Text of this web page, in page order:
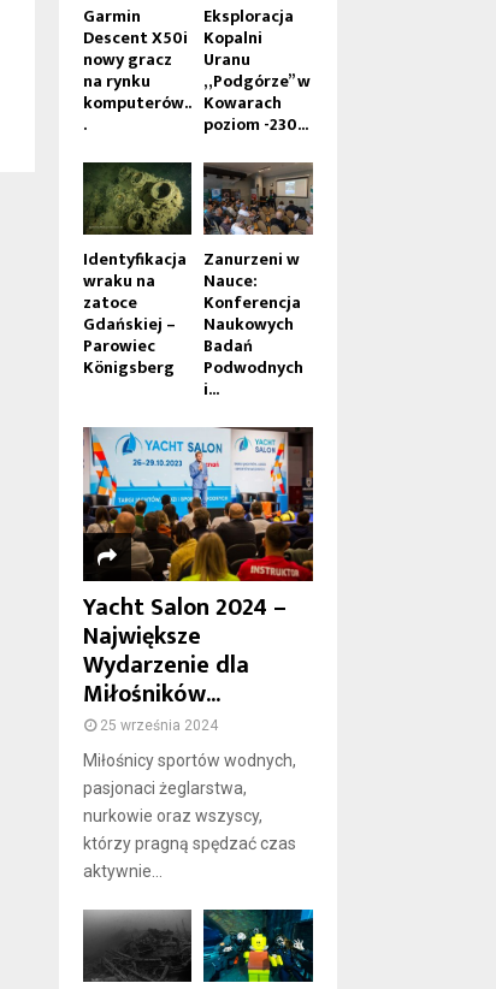
Garmin
Descent X50i
nowy gracz
na rynku
komputerów..
.
Eksploracja
Kopalni
Uranu
„Podgórze” w
Kowarach
poziom -230...
Identyfikacja
wraku na
zatoce
Gdańskiej –
Parowiec
Königsberg
Zanurzeni w
Nauce:
Konferencja
Naukowych
Badań
Podwodnych
i...
Yacht Salon 2024 –
Największe
Wydarzenie dla
Miłośników...
25 września 2024
Miłośnicy sportów wodnych,
pasjonaci żeglarstwa,
nurkowie oraz wszyscy,
którzy pragną spędzać czas
aktywnie...